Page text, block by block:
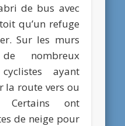
de bus avec
qu’un refuge
Sur les murs
nombreux
ayant
la route vers ou
Certains ont
de neige pour